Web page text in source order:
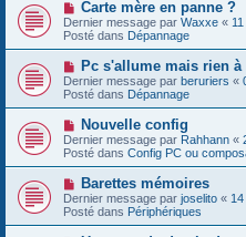
g
e
u
m
e
s
s
a
g
e
N
o
u
v
e
a
u
m
e
s
a
g
e
Carte mère en panne ?
Dernier message par Waxxe «
Posté dans Dépannage
N
o
u
v
e
a
u
m
e
s
a
g
Pc s'allume mais rien à
Dernier message par beruriers «
Posté dans Dépannage
N
o
u
v
e
a
u
m
e
Nouvelle config
Dernier message par Rahhann «
Posté dans Config PC ou
N
o
u
v
e
Barettes mémoires
Dernier message par joselito «
Posté dans Périphériques